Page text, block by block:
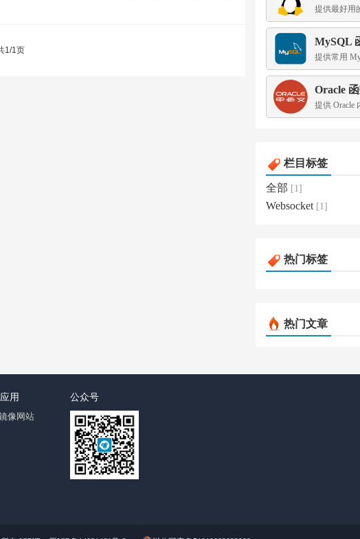
1/1页
提供最好用
MySQL
Oracle
提供 Oracle
栏目标签
全部 [1]
Websocket [1]
热门标签
热门文章
用
像网站
公众号